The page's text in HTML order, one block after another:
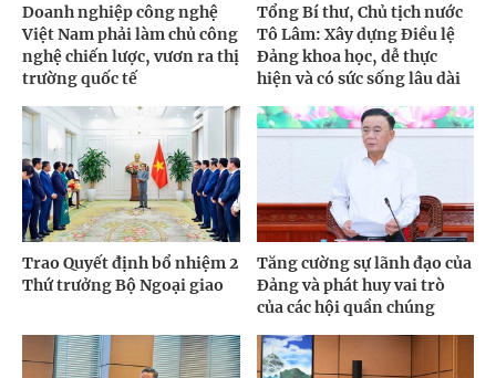
Doanh nghiệp công nghệ
Việt Nam phải làm chủ công
nghệ chiến lược, vươn ra thị
trường quốc tế
Tổng Bí thư, Chủ tịch nước
Tô Lâm: Xây dựng Điều lệ
Đảng khoa học, dễ thực
hiện và có sức sống lâu dài
Trao Quyết định bổ nhiệm 2
Thứ trưởng Bộ Ngoại giao
Tăng cường sự lãnh đạo của
Đảng và phát huy vai trò
của các hội quần chúng